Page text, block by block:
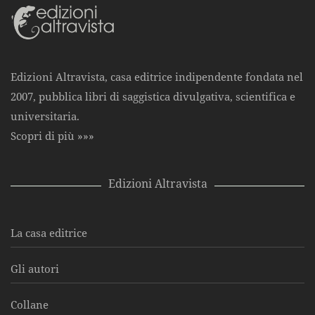
Edizioni Altravista, casa editrice indipendente fondata nel
2007, pubblica libri di saggistica divulgativa, scientifica e
universitaria.
Scopri di più »»»
Edizioni Altravista
La casa editrice
Gli autori
Collane